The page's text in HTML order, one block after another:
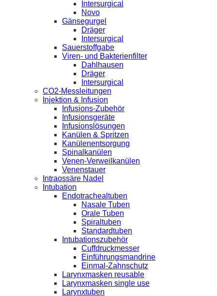
Intersurgical
Novo
Gänsegurgel
Dräger
Intersurgical
Sauerstoffgabe
Viren- und Bakterienfilter
Dahlhausen
Dräger
Intersurgical
CO2-Messleitungen
Injektion & Infusion
Infusions-Zubehör
Infusionsgeräte
Infusionslösungen
Kanülen & Spritzen
Kanülenentsorgung
Spinalkanülen
Venen-Verweilkanülen
Venenstauer
Intraossäre Nadel
Intubation
Endotrachealtuben
Nasale Tuben
Orale Tuben
Spiraltuben
Standardtuben
Intubationszubehör
Cuffdruckmesser
Einführungsmandrine
Einmal-Zahnschutz
Larynxmasken reusable
Larynxmasken single use
Larynxtuben